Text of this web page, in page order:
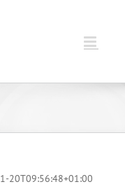
20T09:56:48+01:00